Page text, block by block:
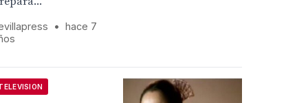
•
hace 7